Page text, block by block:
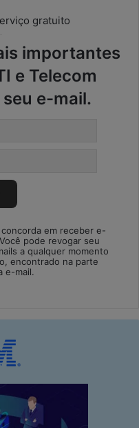
gratuito
importantes
e Telecom
e-mail.
em receber e-
pode revogar seu
a qualquer momento
encontrado na parte
e-mail.